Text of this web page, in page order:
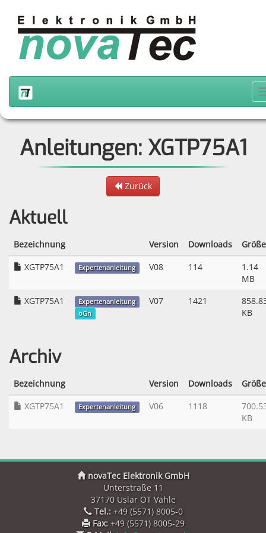
Anleitungen: XGTP75A1
Zurück
Aktuell
Bezeichnung Version Downloads
Größe
XGTP75A1
Expertenanleitung V08 114
1.14
MB
XGTP75A1
Expertenanleitung
oGn
V07 1421
KB
Archiv
Bezeichnung Version Downloads
Größe
XGTP75A1
Expertenanleitung V06 1118
KB
novaTec Elektronik GmbH
Unterstraße 11
37170 Uslar OT Vahle
Tel.:+49 (5571) 8005-0
Fax:+49 (5571) 8005-29